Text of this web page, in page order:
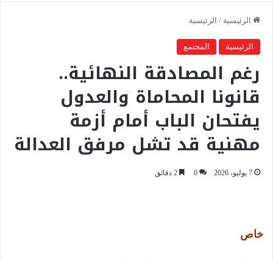
الرئيسية / الرئيسية
الرئيسية المجتمع
رغم المصادقة النهائية..
قانونا المحاماة والعدول
يفتحان الباب أمام أزمة
مهنية قد تشل مرفق العدالة
7 يوليو، 2026 0
خاص